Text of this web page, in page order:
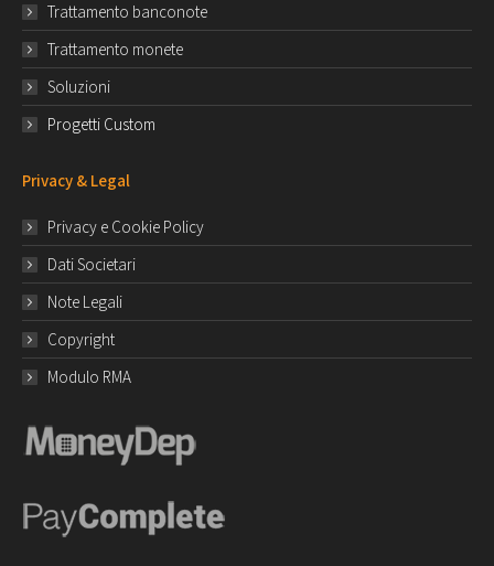
Trattamento banconote
Trattamento monete
Soluzioni
Progetti Custom
Privacy & Legal
Privacy e Cookie Policy
Dati Societari
Note Legali
Copyright
Modulo RMA